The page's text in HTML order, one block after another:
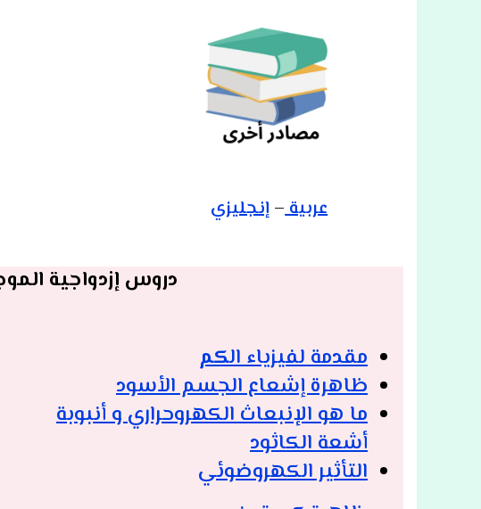
عربية–إنجليزي
دروس إزدواجية
مقدمة لفيزياء الكم
ظاهرة إشعاع الجسم الأسود
ما هو الإنبعاث الكهروحراري و أنبوبة
أشعة الكاثود
التأثير الكهروضوئي